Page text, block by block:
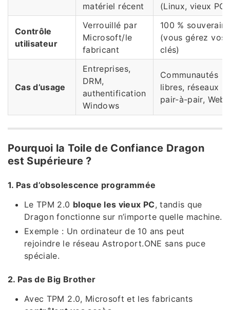
matériel récent
(Linux, vieux PC)
Contrôle
utilisateur
Verrouillé par
Microsoft/le
fabricant
100 % souverain
(vous gérez vos
clés)
Cas d’usage
Entreprises,
DRM,
authentification
Windows
Communautés
libres, réseaux
pair-à-pair, Web3
Pourquoi la Toile de Confiance Dragon
est Supérieure ?
1. Pas d’obsolescence programmée
Le TPM 2.0 bloque les vieux PC, tandis que
Dragon fonctionne sur n’importe quelle machine.
Exemple : Un ordinateur de 10 ans peut
rejoindre le réseau Astroport.ONE sans puce
spéciale.
2. Pas de Big Brother
Avec TPM 2.0, Microsoft et les fabricants